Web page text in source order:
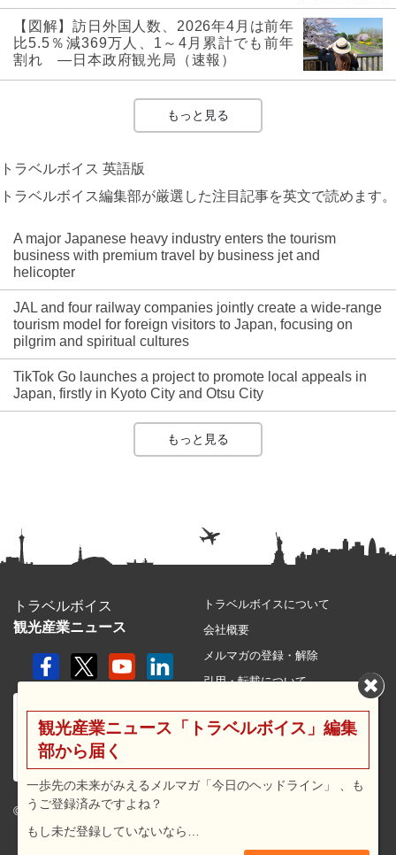
【図解】訪日外国人数、2026年4月は前年
比5.5％減369万人、1～4月累計でも前年
割れ ―日本政府観光局（速報）
もっと見る
トラベルボイス 英語版
トラベルボイス編集部が厳選した注目記事を英文で読めます。
A major Japanese heavy industry enters the tourism
business with premium travel by business jet and
helicopter
JAL and four railway companies jointly create a wide-range
tourism model for foreign visitors to Japan, focusing on
pilgrim and spiritual cultures
TikTok Go launches a project to promote local appeals in
Japan, firstly in Kyoto City and Otsu City
もっと見る
トラベルボイス
観光産業ニュース
© 2026 travel voice.
トラベルボイスについて
会社概要
メルマガの登録・解除
引用・転載について
利用規約
広告メニュー・料金
観光産業ニュース「トラベルボイス」編集
部から届く
一歩先の未来がみえるメルマガ「今日のヘッドライン」 、も
うご登録済みですよね？
もし未だ登録していないなら…